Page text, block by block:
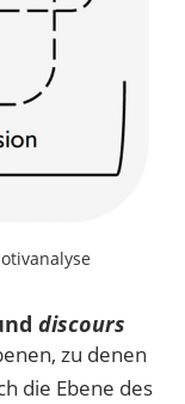
discours
zu denen
die Ebene des